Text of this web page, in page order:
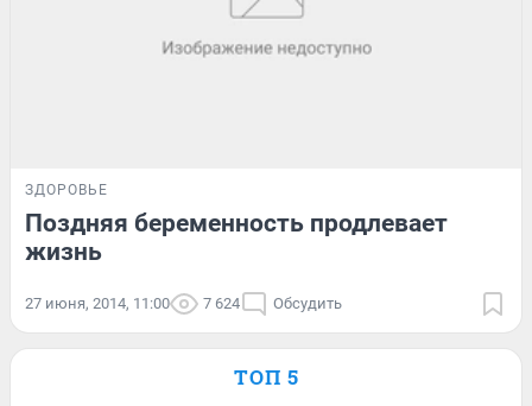
ЗДОРОВЬЕ
Поздняя беременность продлевает
жизнь
27 июня, 2014, 11:00 7 624 Обсудить
ТОП 5